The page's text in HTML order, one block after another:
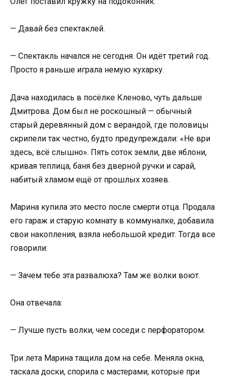
— Давай без спектаклей.
— Спектакль начался не сегодня. Он идёт третий год.
Просто я раньше играла немую кухарку.
Дача находилась в посёлке Кленово, чуть дальше
Дмитрова. Дом был не роскошный — обычный
старый деревянный дом с верандой, где половицы
скрипели так честно, будто предупреждали: «Не ври
здесь, всё слышно». Пять соток земли, две яблони,
кривая теплица, баня без дверной ручки и сарай,
набитый хламом ещё от прошлых хозяев.
Марина купила это место после смерти отца. Продала
его гараж и старую комнату в коммуналке, добавила
свои накопления, взяла небольшой кредит. Тогда все
говорили:
— Зачем тебе эта развалюха? Там же волки воют.
Она отвечала:
— Лучше пусть волки, чем соседи с перфоратором.
Три лета Марина тащила дом на себе. Меняла окна,
таскала доски, спорила с мастерами, которые при